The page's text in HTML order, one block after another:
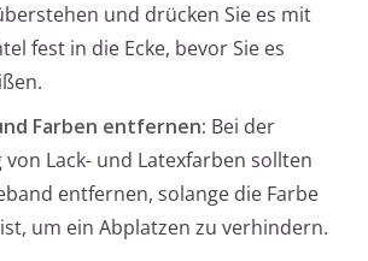
und drücken Sie es mit
fest in die Ecke, bevor Sie es
Farben entfernen: Bei der
Lack- und Latexfarben sollten
entfernen, solange die Farbe
um ein Abplatzen zu verhindern.